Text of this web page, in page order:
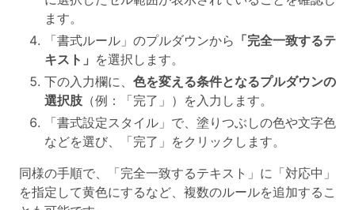
ます。
「書式ルール」のプルダウンから 「完全一致するテ
キスト」 を選択します。
下の入力欄に、 色を変える条件となるプルダウンの
選択肢 （例：「完了」）を入力します。
「書式設定スタイル」で、塗りつぶしの色や文字色
などを選び、「完了」をクリックします。
同様の手順で、「完全一致するテキスト」に「対応中」
を指定して黄色にするなど、複数のルールを追加するこ